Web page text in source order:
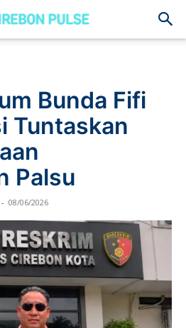
Bunda Fifi
Tuntaskan
Palsu
- 08/06/2026